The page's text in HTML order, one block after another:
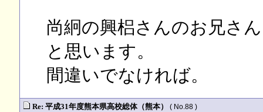
尚絅の興梠さんのお兄さ
と思います。
間違いでなければ。
Re: 平成31年度熊本県高校総体（熊本） ( No.88 )